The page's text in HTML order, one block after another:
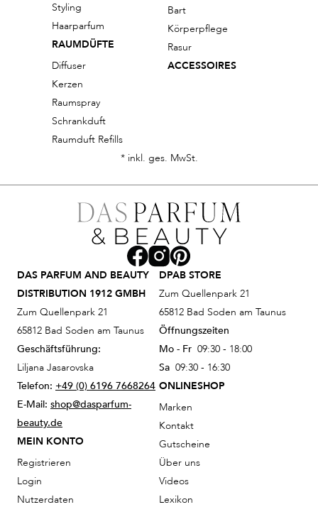
Styling
Haarparfum
RAUMDÜFTE
Diffuser
Kerzen
Raumspray
Schrankduft
Raumduft Refills
Bart
Körperpflege
Rasur
ACCESSOIRES
* inkl. ges. MwSt.
DAS PARFUM AND BEAUTY
DISTRIBUTION 1912 GMBH
Zum Quellenpark 21
65812 Bad Soden am Taunus
Geschäftsführung:
Liljana Jasarovska
Telefon: +49 (0) 6196 7668264
E-Mail: shop@dasparfum-
beauty.de
MEIN KONTO
Registrieren
Login
Nutzerdaten
DPAB STORE
Zum Quellenpark 21
65812 Bad Soden am Taunus
Öffnungszeiten
Mo - Fr 09:30 - 18:00
Sa 09:30 - 16:30
ONLINESHOP
Marken
Kontakt
Gutscheine
Über uns
Videos
Lexikon